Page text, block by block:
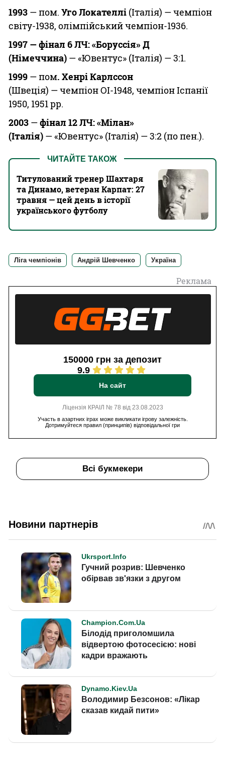
1993 — пом. УгоЛокателлі (Італія) — чемпіон
світу-1938, олімпійський чемпіон-1936.
1997 — фінал6 ЛЧ: «Боруссія» Д
(Німеччина) — «Ювентус» (Італія) — 3:1.
1999 — пом. Хенрі Карлссон
(Швеція) — чемпіон ОІ-1948, чемпіон Іспанії
1950, 1951 рр.
2003 —фінал 12 ЛЧ: «Мілан»
(Італія) — «Ювентус» (Італія) — 3:2 (по пен.).
ЧИТАЙТЕ ТАКОЖ
Титулований тренер Шахтаря
та Динамо, ветеран Карпат: 27
травня — цей день в історії
українського футболу
Ліга чемпіонів Андрій Шевченко Україна
Реклама
150000 грн за депозит
9.9
На сайт
Ліцензія КРАІЛ № 78 від 23.08.2023
Участь в азартних іграх може викликати ігрову залежність.
Дотримуйтеся правил (принципів) відповідальної гри
Всі букмекери